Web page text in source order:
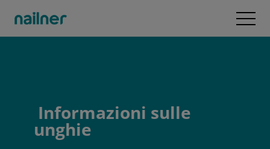
Informazioni sulle
unghie